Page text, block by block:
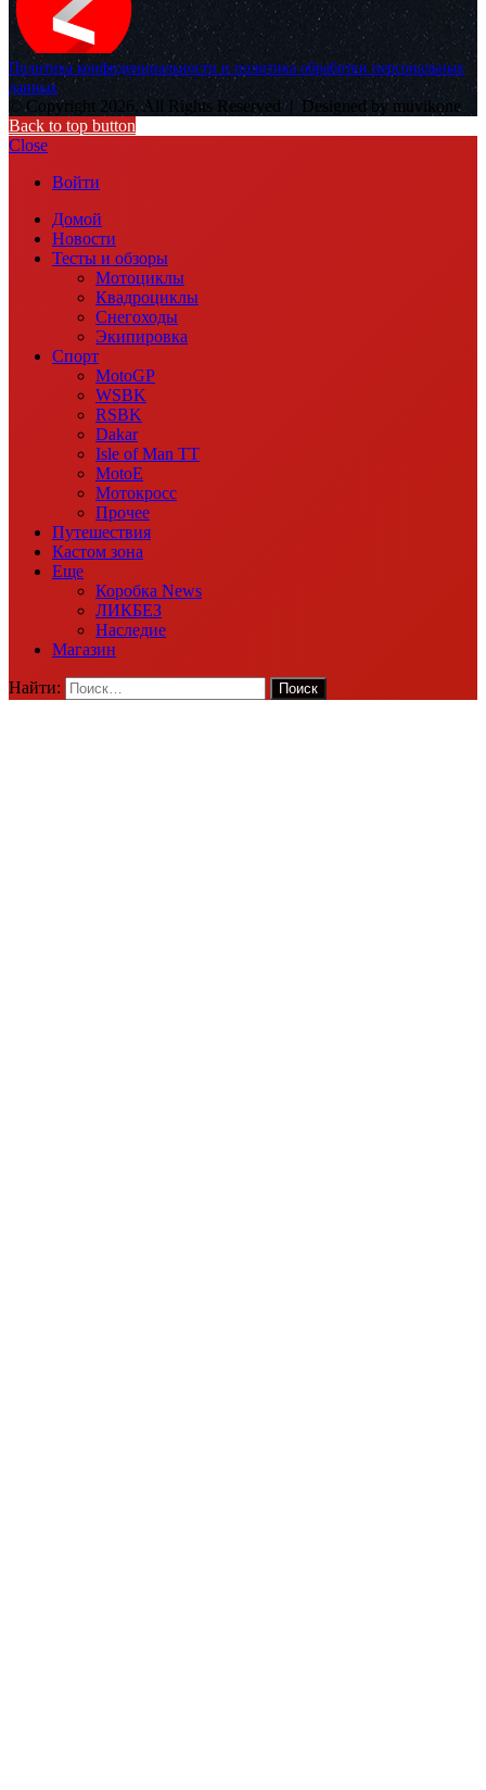
Политика конфиденциальности и политика обработки персональных
данных
© Copyright 2026, All Rights Reserved | Designed by muvikone
Back to top button
Close
Войти
Домой
Новости
Тесты и обзоры
Мотоциклы
Квадроциклы
Снегоходы
Экипировка
Спорт
MotoGP
WSBK
RSBK
Dakar
Isle of Man TT
MotoE
Мотокросс
Прочее
Путешествия
Кастом зона
Еще
Коробка News
ЛИКБЕЗ
Наследие
Магазин
Найти: